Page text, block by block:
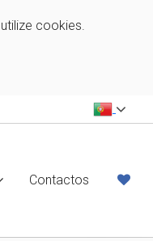
cookies.
Contactos